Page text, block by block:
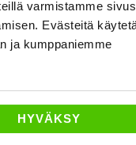
varmistamme
Evästeitä
ja kumppaniemme
HYVÄKSY
124 € / kk